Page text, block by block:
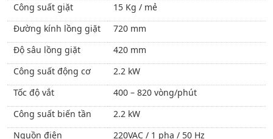
Công suất giặt
15 Kg / mẻ
Đường kính lồng giặt
720 mm
Độ sâu lồng giặt
420 mm
Công suất động cơ
2.2 kW
Tốc độ vắt
400 – 820 vòng/phút
Công suất biến tần
2.2 kW
Nguồn điện
220VAC / 1 pha / 50 Hz